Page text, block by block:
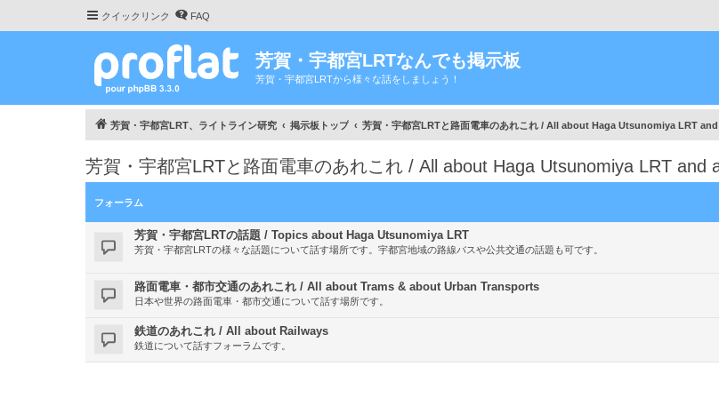
クイックリンク FAQ
芳賀・宇都宮LRTなんでも掲示板
芳賀・宇都宮LRTから様々な話をしましょう！
芳賀・宇都宮LRT、ライトライン研究 掲示板トップ 芳賀・宇都宮LRTと路面電車のあれこれ / All about Haga Utsunomiya LRT
芳賀・宇都宮LRTと路面電車のあれこれ / All about Haga Utsunomiya LRT and
フォーラム
芳賀・宇都宮LRTの話題 / Topics about Haga Utsunomiya LRT
芳賀・宇都宮LRTの様々な話題について話す場所です。宇都宮地域の路線バスや公共交通の話題も可です。
路面電車・都市交通のあれこれ / All about Trams & about Urban Transports
日本や世界の路面電車・都市交通について話す場所です。
鉄道のあれこれ / All about Railways
鉄道について話すフォーラムです。